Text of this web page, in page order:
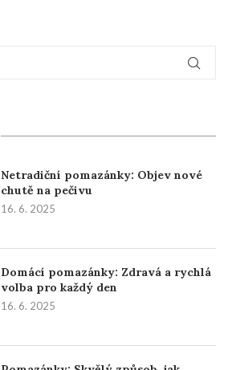
Netradiční pomazánky: Objev nové
chutě na pečivu
16. 6. 2025
Domácí pomazánky: Zdravá a rychlá
volba pro každý den
16. 6. 2025